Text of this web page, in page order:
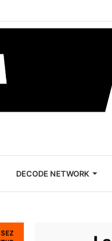
DECODE NETWORK